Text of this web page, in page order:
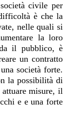
civile per
è che la
nelle quali si
la loro
il pubblico, è
un contratto
società forte.
la possibilità di
misure, il
e e una forte